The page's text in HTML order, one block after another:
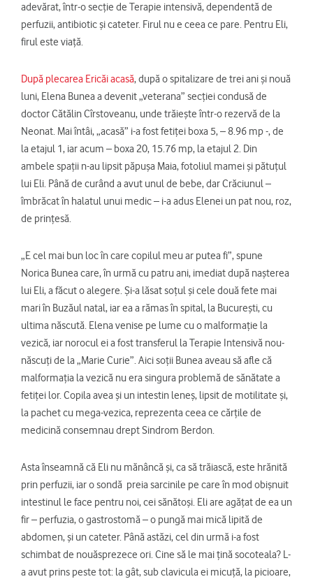
adevărat, într-o secție de Terapie intensivă, dependentă de
perfuzii, antibiotic și cateter. Firul nu e ceea ce pare. Pentru Eli,
firul este viață.
După plecarea Ericăi acasă, după o spitalizare de trei ani și nouă
luni, Elena Bunea a devenit „veterana” secției condusă de
doctor Cătălin Cîrstoveanu, unde trăiește într-o rezervă de la
Neonat. Mai întâi, „acasă” i-a fost fetiței boxa 5, – 8.96 mp -, de
la etajul 1, iar acum – boxa 20, 15.76 mp, la etajul 2. Din
ambele spații n-au lipsit păpușa Maia, fotoliul mamei și pătuțul
lui Eli. Până de curând a avut unul de bebe, dar Crăciunul –
îmbrăcat în halatul unui medic – i-a adus Elenei un pat nou, roz,
de prințesă.
„E cel mai bun loc în care copilul meu ar putea fi”, spune
Norica Bunea care, în urmă cu patru ani, imediat după nașterea
lui Eli, a făcut o alegere. Și-a lăsat soțul și cele două fete mai
mari în Buzăul natal, iar ea a rămas în spital, la București, cu
ultima născută. Elena venise pe lume cu o malformație la
vezică, iar norocul ei a fost transferul la Terapie Intensivă nou-
născuți de la „Marie Curie”. Aici soții Bunea aveau să afle că
malformația la vezică nu era singura problemă de sănătate a
fetiței lor. Copila avea și un intestin leneș, lipsit de motilitate și,
la pachet cu mega-vezica, reprezenta ceea ce cărțile de
medicină consemnau drept Sindrom Berdon.
Asta înseamnă că Eli nu mănâncă și, ca să trăiască, este hrănită
prin perfuzii, iar o sondă preia sarcinile pe care în mod obișnuit
intestinul le face pentru noi, cei sănătoși. Eli are agățat de ea un
fir – perfuzia, o gastrostomă – o pungă mai mică lipită de
abdomen, și un cateter. Până astăzi, cel din urmă i-a fost
schimbat de nouăsprezece ori. Cine să le mai țină socoteala? L-
a avut prins peste tot: la gât, sub clavicula ei micuță, la picioare,